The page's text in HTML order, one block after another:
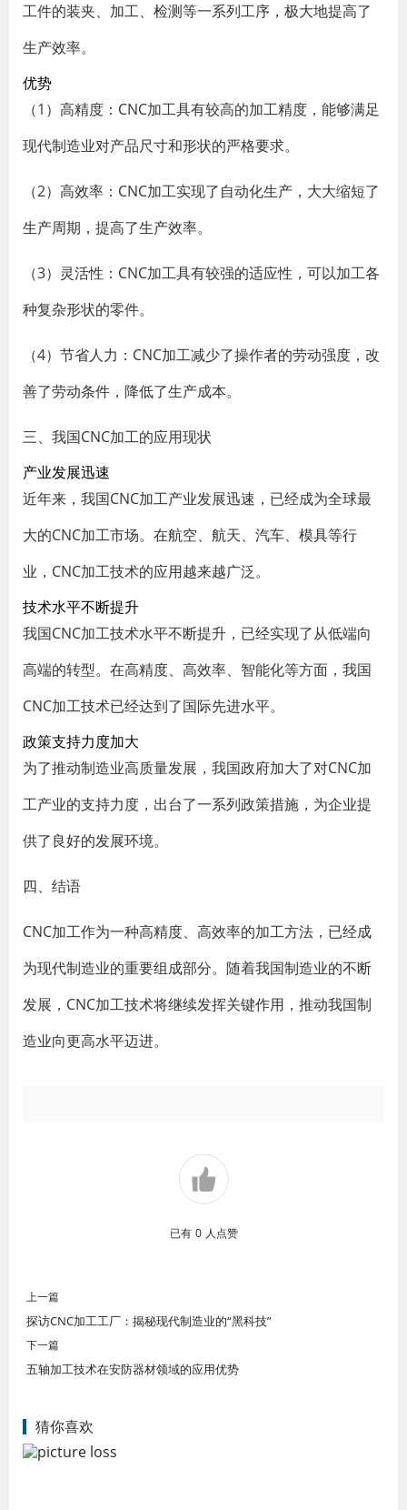
工件的装夹、加工、检测等一系列工序，极大地提高了
生产效率。
优势
（1）高精度：CNC加工具有较高的加工精度，能够满足
现代制造业对产品尺寸和形状的严格要求。
（2）高效率：CNC加工实现了自动化生产，大大缩短了
生产周期，提高了生产效率。
（3）灵活性：CNC加工具有较强的适应性，可以加工各
种复杂形状的零件。
（4）节省人力：CNC加工减少了操作者的劳动强度，改
善了劳动条件，降低了生产成本。
三、我国CNC加工的应用现状
产业发展迅速
近年来，我国CNC加工产业发展迅速，已经成为全球最
大的CNC加工市场。在航空、航天、汽车、模具等行
业，CNC加工技术的应用越来越广泛。
技术水平不断提升
我国CNC加工技术水平不断提升，已经实现了从低端向
高端的转型。在高精度、高效率、智能化等方面，我国
CNC加工技术已经达到了国际先进水平。
政策支持力度加大
为了推动制造业高质量发展，我国政府加大了对CNC加
工产业的支持力度，出台了一系列政策措施，为企业提
供了良好的发展环境。
四、结语
CNC加工作为一种高精度、高效率的加工方法，已经成
为现代制造业的重要组成部分。随着我国制造业的不断
发展，CNC加工技术将继续发挥关键作用，推动我国制
造业向更高水平迈进。
已有 0 人点赞
上一篇
探访CNC加工工厂：揭秘现代制造业的“黑科技”
下一篇
五轴加工技术在安防器材领域的应用优势
猜你喜欢